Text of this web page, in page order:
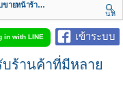
e
n
a
i
g
POS - ระบบขายหน้าร้านสำหรับร้านค้าที่มีหลายสาขา
นห
า
เข้าระบบ
in with LINE
ร้านค้าที่มีหลาย